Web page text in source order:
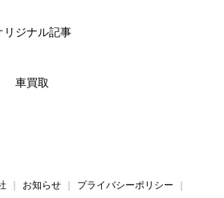
リジナル記事
車買取
お知らせ
プライバシーポリシー